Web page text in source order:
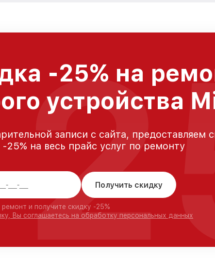
-25% на
устройства
записи с сайта, предоставляем
25% на весь прайс услуг по ремонту
Получить скидку
и получите скидку -25%
Вы соглашаетесь на обработку персональных данных